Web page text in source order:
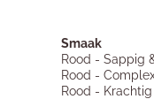
Smaak
Rood - Sappig
Rood -
Rood -